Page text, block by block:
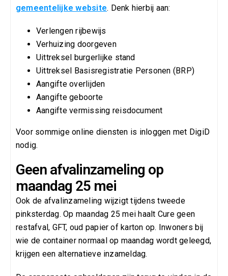
gemeentelijke website. Denk hierbij aan:
Verlengen rijbewijs
Verhuizing doorgeven
Uittreksel burgerlijke stand
Uittreksel Basisregistratie Personen (BRP)
Aangifte overlijden
Aangifte geboorte
Aangifte vermissing reisdocument
Voor sommige online diensten is inloggen met DigiD
nodig.
Geen afvalinzameling op
maandag 25 mei
Ook de afvalinzameling wijzigt tijdens tweede
pinksterdag. Op maandag 25 mei haalt Cure geen
restafval, GFT, oud papier of karton op. Inwoners bij
wie de container normaal op maandag wordt geleegd,
krijgen een alternatieve inzameldag.